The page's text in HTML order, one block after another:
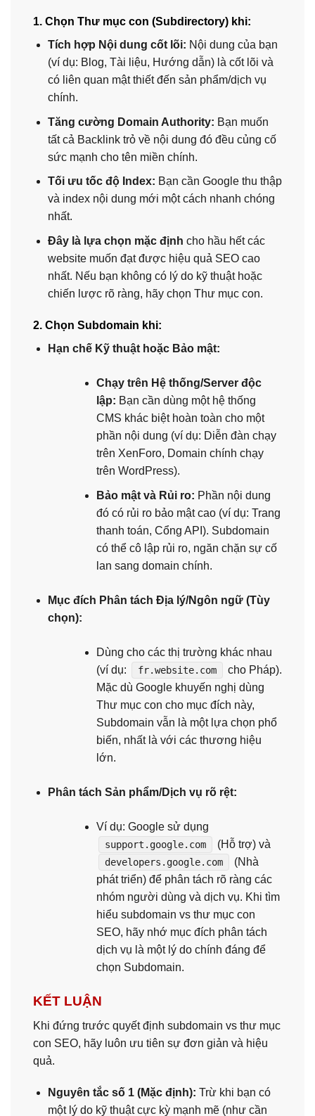
1. Chọn Thư mục con (Subdirectory) khi:
Tích hợp Nội dung cốt lõi: Nội dung của bạn
(ví dụ: Blog, Tài liệu, Hướng dẫn) là cốt lõi và
có liên quan mật thiết đến sản phẩm/dịch vụ
chính.
Tăng cường Domain Authority: Bạn muốn
tất cả Backlink trỏ về nội dung đó đều củng cố
sức mạnh cho tên miền chính.
Tối ưu tốc độ Index: Bạn cần Google thu thập
và index nội dung mới một cách nhanh chóng
nhất.
Đây là lựa chọn mặc định cho hầu hết các
website muốn đạt được hiệu quả SEO cao
nhất. Nếu bạn không có lý do kỹ thuật hoặc
chiến lược rõ ràng, hãy chọn Thư mục con.
2. Chọn Subdomain khi:
Hạn chế Kỹ thuật hoặc Bảo mật:
Chạy trên Hệ thống/Server độc
lập: Bạn cần dùng một hệ thống
CMS khác biệt hoàn toàn cho một
phần nội dung (ví dụ: Diễn đàn chạy
trên XenForo, Domain chính chạy
trên WordPress).
Bảo mật và Rủi ro: Phần nội dung
đó có rủi ro bảo mật cao (ví dụ: Trang
thanh toán, Cổng API). Subdomain
có thể cô lập rủi ro, ngăn chặn sự cố
lan sang domain chính.
Mục đích Phân tách Địa lý/Ngôn ngữ (Tùy
chọn):
Dùng cho các thị trường khác nhau
(ví dụ:
fr.website.com
cho Pháp).
Mặc dù Google khuyến nghị dùng
Thư mục con cho mục đích này,
Subdomain vẫn là một lựa chọn phổ
biến, nhất là với các thương hiệu
lớn.
Phân tách Sản phẩm/Dịch vụ rõ rệt:
Ví dụ: Google sử dụng
support.google.com (Hỗ trợ) và
developers.google.com
(Nhà
phát triển) để phân tách rõ ràng các
nhóm người dùng và dịch vụ. Khi tìm
hiểu subdomain vs thư mục con
SEO, hãy nhớ mục đích phân tách
dịch vụ là một lý do chính đáng để
chọn Subdomain.
KẾT LUẬN
Khi đứng trước quyết định subdomain vs thư mục
con SEO, hãy luôn ưu tiên sự đơn giản và hiệu
quả.
Nguyên tắc số 1 (Mặc định): Trừ khi bạn có
một lý do kỹ thuật cực kỳ mạnh mẽ (như cần